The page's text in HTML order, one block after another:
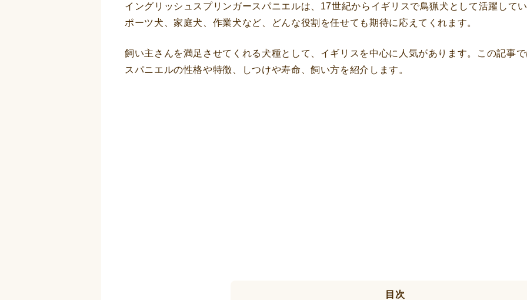
イングリッシュスプリンガースパニエルは、17世紀からイギリスで鳥猟犬として活躍して
ポーツ犬、家庭犬、作業犬など、どんな役割を任せても期待に応えてくれます。
飼い主さんを満足させてくれる犬種として、イギリスを中心に人気があります。この記事
スパニエルの性格や特徴、しつけや寿命、飼い方を紹介します。
目次